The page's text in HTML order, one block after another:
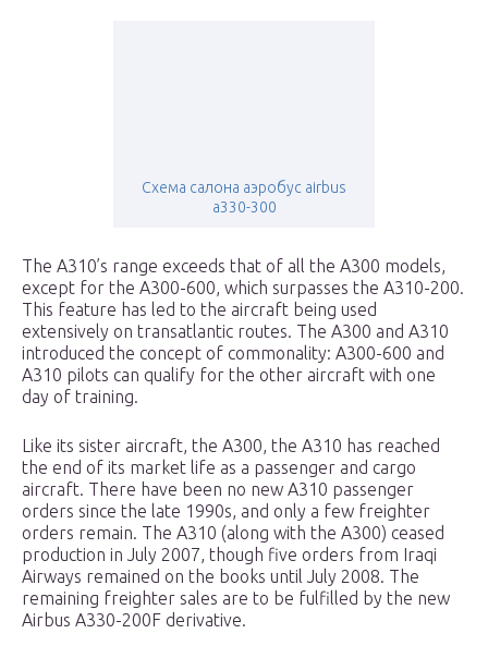
Схема салона аэробус airbus
a330-300
The A310’s range exceeds that of all the A300 models,
except for the A300-600, which surpasses the A310-200.
This feature has led to the aircraft being used
extensively on transatlantic routes. The A300 and A310
introduced the concept of commonality: A300-600 and
A310 pilots can qualify for the other aircraft with one
day of training.
Like its sister aircraft, the A300, the A310 has reached
the end of its market life as a passenger and cargo
aircraft. There have been no new A310 passenger
orders since the late 1990s, and only a few freighter
orders remain. The A310 (along with the A300) ceased
production in July 2007, though five orders from Iraqi
Airways remained on the books until July 2008. The
remaining freighter sales are to be fulfilled by the new
Airbus A330-200F derivative.